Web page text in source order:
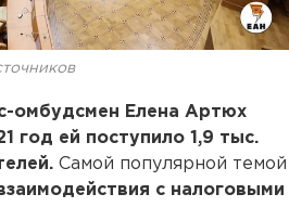
омбудсмен Елена Артюх
год ей поступило 1,9 тыс.
Самой популярной темой
с налоговыми